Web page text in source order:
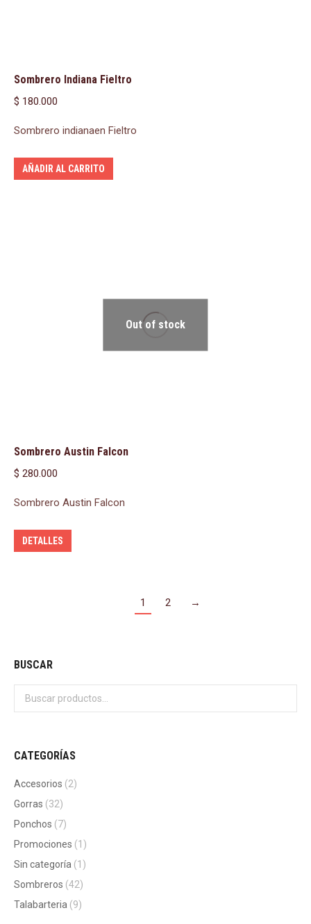
Sombrero Indiana Fieltro
$ 180.000
Sombrero indianaen Fieltro
AÑADIR AL CARRITO
Out of stock
Sombrero Austin Falcon
$ 280.000
Sombrero Austin Falcon
DETALLES
1 2 →
BUSCAR
CATEGORÍAS
Accesorios (2)
Gorras (32)
Ponchos (7)
Promociones (1)
Sin categoría (1)
Sombreros (42)
Talabarteria (9)